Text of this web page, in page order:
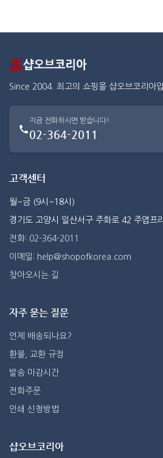
Since 2004. 최고의 쇼핑몰 샵오브코리아
지금 전화하시면 받습니다!
02-364-2011
고객센터
월~금 (9시~18시)
경기도 고양시 일산서구 주화로 42 주엽프
전화: 02-364-2011
이메일: help@shopofkorea.com
찾아오시는 길
자주 묻는 질문
언제 배송되나요?
환불, 교환 규정
발송 마감시간
전화주문
인쇄 신청방법
샵오브코리아